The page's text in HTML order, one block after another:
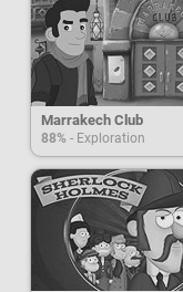
Marrakech Club
88% - Exploration